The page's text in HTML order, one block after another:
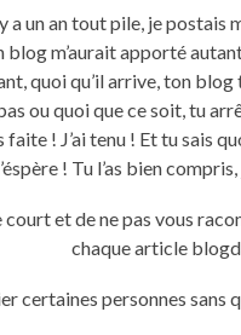
a un an tout pile, je
blog m’aurait apporté
quoi qu’il arrive, ton
ou quoi que ce soit, tu
! J’ai tenu ! Et tu sais
! Tu l’as bien
et de ne pas vous
chaque article
certaines personnes sans